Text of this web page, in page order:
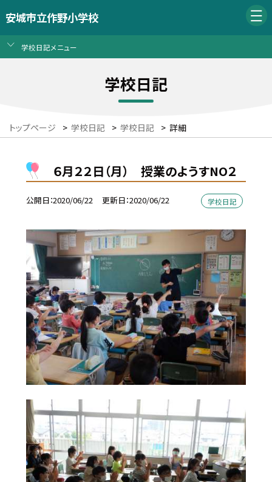
安城市立作野小学校
学校日記メニュー
学校日記
トップページ > 学校日記 > 学校日記 > 詳細
６月２２日（月） 授業のようすNO２
公開日 2020/06/22 更新日 2020/06/22 学校日記